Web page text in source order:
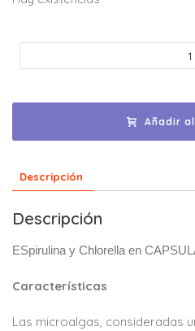
Añadir
Descripción
Descripción
ESpirulina y Chlorella en
Características
Las microalgas, consideradas